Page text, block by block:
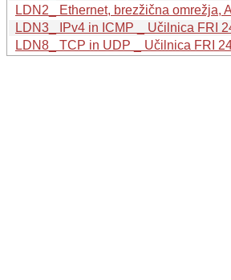
LDN2_ Ethernet, brezžična omrežja,
LDN3_ IPv4 in ICMP _ Učilnica FRI
LDN8_ TCP in UDP _ Učilnica FRI